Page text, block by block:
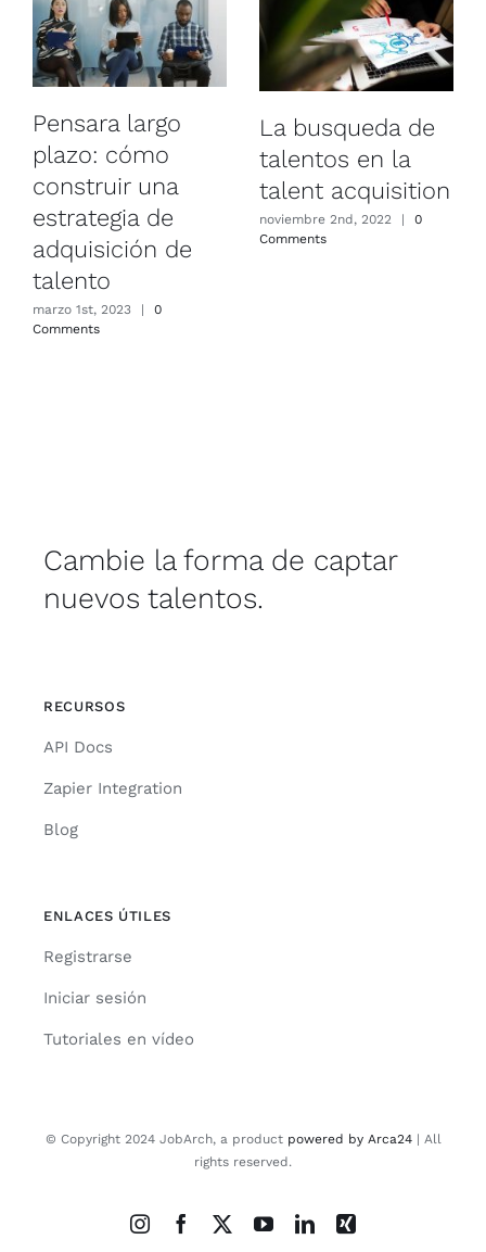
Pensara largo
plazo: cómo
construir una
estrategia de
adquisición de
talento
marzo 1st, 2023 |
0
Comments
La busqueda de
talentos en la
talent acquisition
noviembre 2nd, 2022 |
0
Comments
Cambie la forma de captar
nuevos talentos.
RECURSOS
API Docs
Zapier Integration
Blog
ENLACES ÚTILES
Registrarse
Iniciar sesión
Tutoriales en vídeo
© Copyright 2024 JobArch, a product powered by Arca24| All
rights reserved.